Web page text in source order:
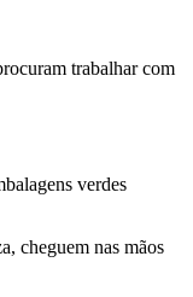
trabalhar com
verdes
cheguem nas mãos